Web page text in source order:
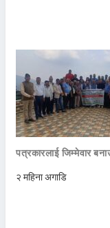
पत्रकारलाई जिम्मेवार
२ महिना अगाडि